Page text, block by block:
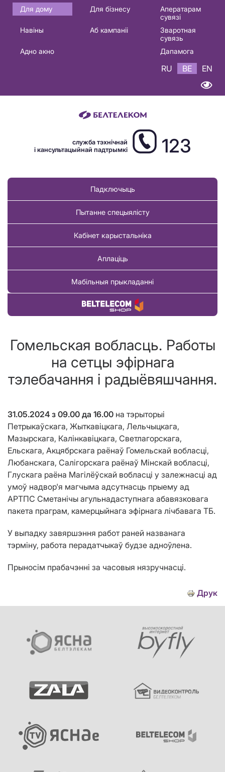
Основная
навигация
Для дому Для бізнесу
Аператарам
сувязі
Навіны
Аб кампаніі
Зваротная
сувязь
Адно акно
Дапамога
RU BE EN
служба тэхнічнай
і кансультацыйнай падтрымкі
123
Падключыць
Пытанне спецыялісту
Кабінет карыстальніка
Аплаціць
Мабільныя прыкладанні
Купіць тавар
Гомельская вобласць. Работы
на сетцы эфірнага
тэлебачання і радыёвяшчання.
31.05.2024 з 09.00 да 16.00 на тэрыторыі
Петрыкаўскага, Жыткавіцкага, Лельчыцкага,
Мазырскага, Калінкавіцкага, Светлагорскага,
Ельскага, Акцябрскага раёнаў Гомельскай вобласці,
Любанскага, Салігорскага раёнаў Мінскай вобласці,
Глускага раёна Магілёўскай вобласці у залежнасці ад
умоў надвор'я магчыма адсутнасць прыему ад
АРТПС Сметанічы агульнадаступнага абавязковага
пакета праграм, камерцыйнага эфірнага лічбавага ТБ.
У выпадку завяршэння работ раней названага
тэрміну, работа перадатчыкаў будзе адноўлена.
Прыносім прабачэнні за часовыя нязручнасці.
Друк